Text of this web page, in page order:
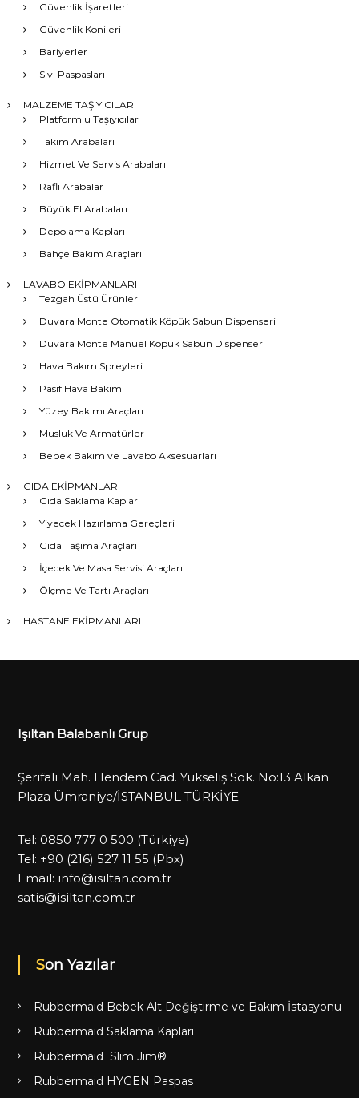
Güvenlik İşaretleri
Güvenlik Konileri
Bariyerler
Sıvı Paspasları
MALZEME TAŞIYICILAR
Platformlu Taşıyıcılar
Takım Arabaları
Hizmet Ve Servis Arabaları
Raflı Arabalar
Büyük El Arabaları
Depolama Kapları
Bahçe Bakım Araçları
LAVABO EKİPMANLARI
Tezgah Üstü Ürünler
Duvara Monte Otomatik Köpük Sabun Dispenseri
Duvara Monte Manuel Köpük Sabun Dispenseri
Hava Bakım Spreyleri
Pasif Hava Bakımı
Yüzey Bakımı Araçları
Musluk Ve Armatürler
Bebek Bakım ve Lavabo Aksesuarları
GIDA EKİPMANLARI
Gıda Saklama Kapları
Yiyecek Hazırlama Gereçleri
Gıda Taşıma Araçları
İçecek Ve Masa Servisi Araçları
Ölçme Ve Tartı Araçları
HASTANE EKİPMANLARI
Işıltan Balabanlı Grup
Şerifali Mah. Hendem Cad. Yükseliş Sok. No:13 Alkan
Plaza Ümraniye/İSTANBUL TÜRKİYE
Tel: 0850 777 0 500 (Türkiye)
Tel: +90 (216) 527 11 55 (Pbx)
Email: info@isiltan.com.tr
satis@isiltan.com.tr
Son Yazılar
Rubbermaid Bebek Alt Değiştirme ve Bakım İstasyonu
Rubbermaid Saklama Kapları
Rubbermaid Slim Jim®
Rubbermaid HYGEN Paspas